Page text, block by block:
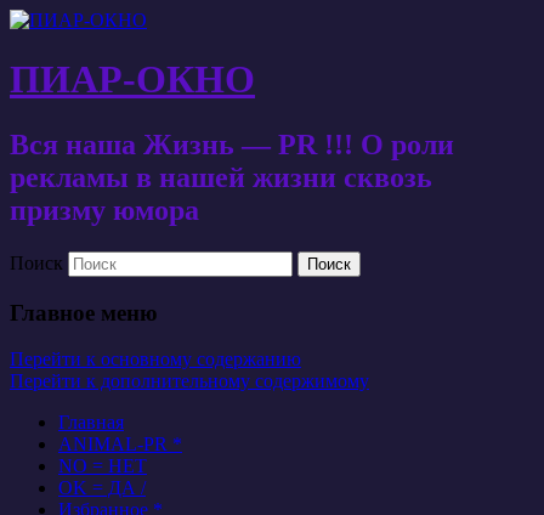
ПИАР-ОКНО
Вся наша Жизнь — PR !!! О роли
рекламы в нашей жизни сквозь
призму юмора
Поиск
Главное меню
Перейти к основному содержанию
Перейти к дополнительному содержимому
Главная
ANIMAL-PR *
NO = НЕТ
OK = ДА /
Избранное *